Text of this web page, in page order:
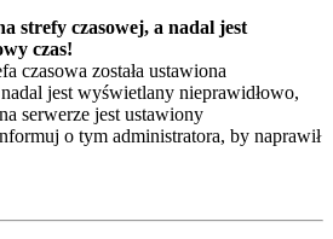
strefy czasowej, a nadal jest
czas!
czasowa została ustawiona
jest wyświetlany nieprawidłowo,
serwerze jest ustawiony
o tym administratora, by naprawił